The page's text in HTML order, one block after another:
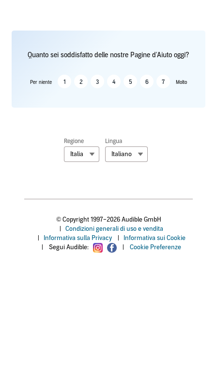
Quanto sei soddisfatto delle nostre Pagine d'Aiuto oggi?
Per niente 1 2 3 4 5 6 7 Molto
Regione
Italia
Lingua
Italiano
© Copyright 1997–2026 Audible GmbH
Condizioni generali di uso e vendita
Informativa sulla Privacy|
Informativa sui Cookie
Segui Audible: Cookie Preferenze